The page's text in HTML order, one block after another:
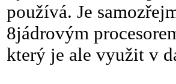
používá. Je
8jádrovým
který je ale využit v